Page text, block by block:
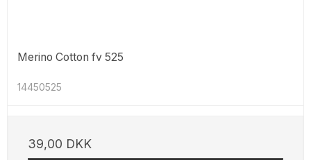
Merino Cotton fv 525
14450525
39,00 DKK